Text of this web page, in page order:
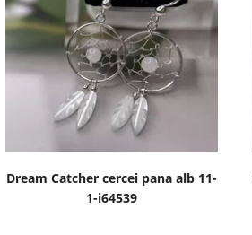
Dream Catcher cercei pana alb 11-
1-i64539